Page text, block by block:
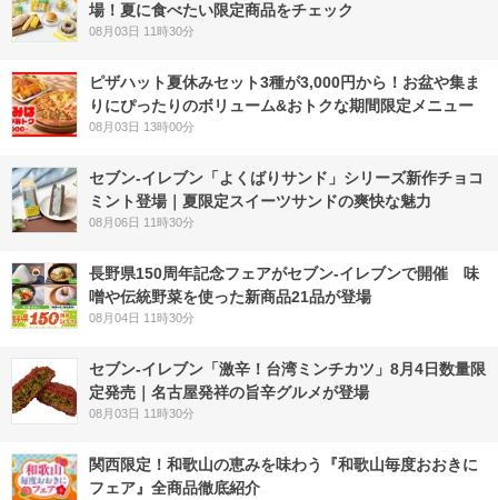
場！夏に食べたい限定商品をチェック
08月03日 11時30分
ピザハット夏休みセット3種が3,000円から！お盆や集ま
りにぴったりのボリューム&おトクな期間限定メニュー
08月03日 13時00分
セブン‐イレブン「よくばりサンド」シリーズ新作チョコ
ミント登場｜夏限定スイーツサンドの爽快な魅力
08月06日 11時30分
長野県150周年記念フェアがセブン-イレブンで開催 味
噌や伝統野菜を使った新商品21品が登場
08月04日 11時30分
セブン-イレブン「激辛！台湾ミンチカツ」8月4日数量限
定発売｜名古屋発祥の旨辛グルメが登場
08月03日 11時30分
関西限定！和歌山の恵みを味わう『和歌山毎度おおきに
フェア』全商品徹底紹介